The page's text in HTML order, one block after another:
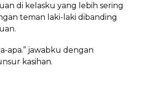
di kelasku yang lebih sering
teman laki-laki dibanding
apa.” jawabku dengan
kasihan.